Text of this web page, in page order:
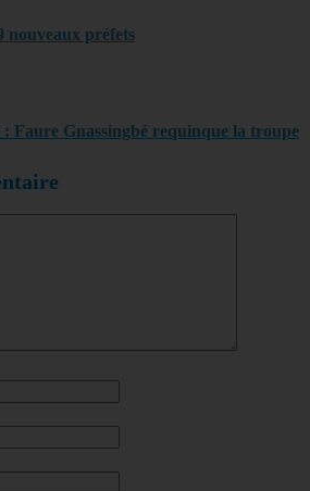
nouveaux préfets
Faure Gnassingbé requinque la troupe